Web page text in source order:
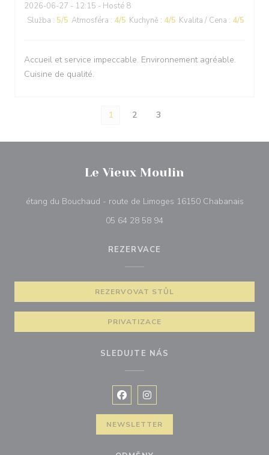
2026-06-27 - 12:15 - Hosté 8
Služba : 5/5 Atmosféra : 4/5 Kuchyně : 4/5 Kvalita / Cena : 4/5
Accueil et service impeccable. Environnement agréable.
Cuisine de qualité.
1 2 3
Le Vieux Moulin
étang du Bouchaud - route de Limoges 16150 Chabanais
05 64 28 58 94
REZERVACE
REZERVOVAT STŮL
PRIVATIZACE
SLEDUJTE NÁS
Facebook ((otevře se v novém
Instagram ((otevře se v
NEWSLETTER